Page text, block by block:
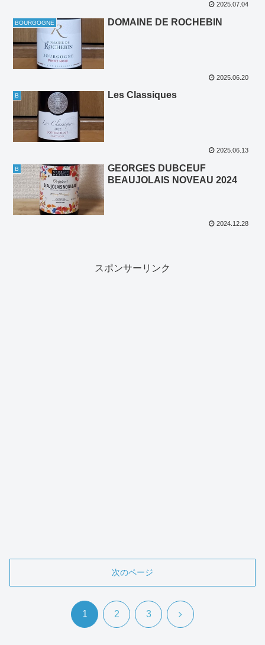
2025.07.04
BOURGOGNE DOMAINE DE ROCHEBIN
2025.06.20
B Les Classiques
2025.06.13
B
GEORGES DUBCEUF
BEAUJOLAIS NOVEAU 2024
2024.12.28
スポンサーリンク
次のページ
1 2 3 次